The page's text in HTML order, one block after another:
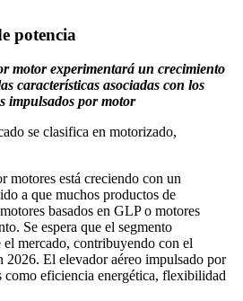
potencia
motor experimentará un crecimiento
características asociadas con los
impulsados ​​por motor
se clasifica en motorizado,
motores está creciendo con un
a que muchos productos de
basados ​​en GLP o motores
Se espera que el segmento
mercado, contribuyendo con el
El elevador aéreo impulsado por
como eficiencia energética, flexibilidad